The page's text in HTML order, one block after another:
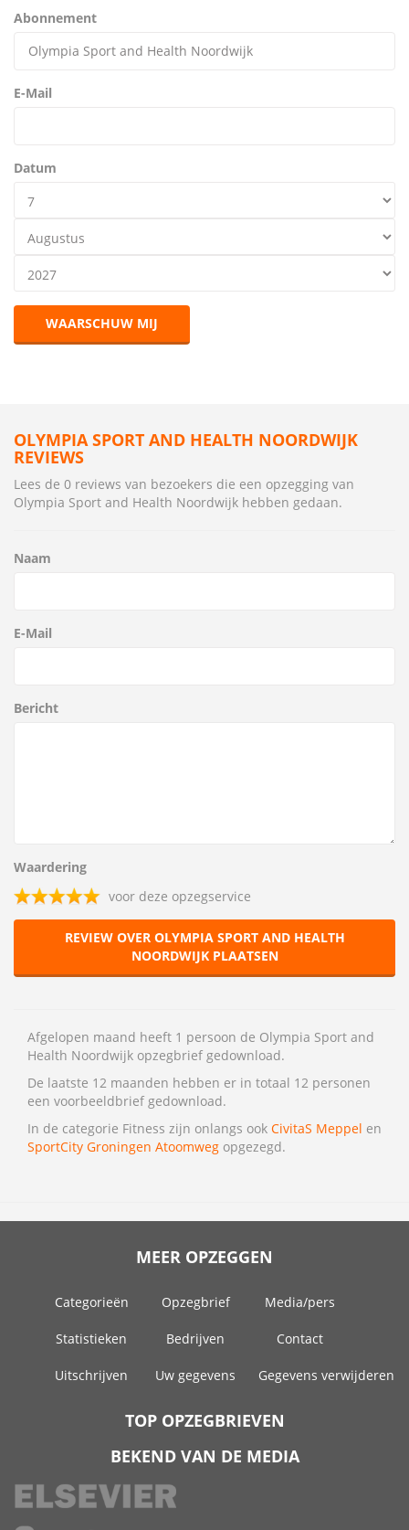
Abonnement
E-Mail
Datum
WAARSCHUW MIJ
OLYMPIA SPORT AND HEALTH NOORDWIJK
REVIEWS
Lees de 0 reviews van bezoekers die een opzegging van
Olympia Sport and Health Noordwijk hebben gedaan.
Naam
E-Mail
Bericht
Waardering
voor deze opzegservice
REVIEW OVER OLYMPIA SPORT AND HEALTH
NOORDWIJK PLAATSEN
Afgelopen maand heeft 1 persoon de Olympia Sport and
Health Noordwijk opzegbrief gedownload.
De laatste 12 maanden hebben er in totaal 12 personen
een voorbeeldbrief gedownload.
In de categorie Fitness zijn onlangs ook CivitaS Meppel en
SportCity Groningen Atoomweg opgezegd.
MEER OPZEGGEN
Categorieën Opzegbrief Media/pers
Statistieken Bedrijven Contact
Uitschrijven Uw gegevens Gegevens verwijderen
TOP OPZEGBRIEVEN
BEKEND VAN DE MEDIA